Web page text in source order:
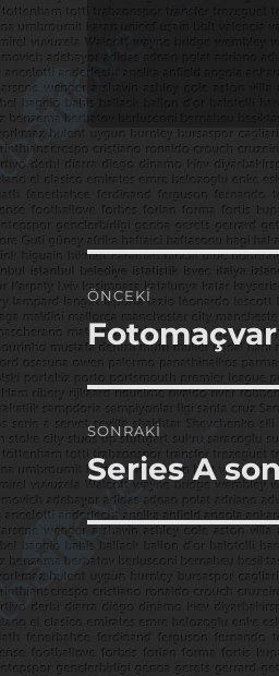
Yazı
gezinmesi
ÖNCEKI
Önceki
yazı:
SONRAKI
Sonraki
yazı:
Series A